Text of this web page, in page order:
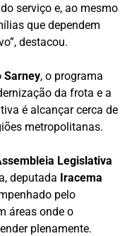
serviço e, ao mesmo
que dependem
destacou.
Sarney, o programa
da frota e a
é alcançar cerca de
metropolitanas.
Legislativa
deputada Iracema
pelo
áreas onde o
plenamente.